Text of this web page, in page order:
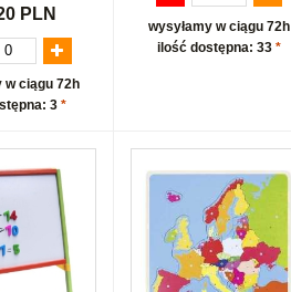
PLN
w ciągu 72h
3 *
wysyłamy w ciągu 72h
ilość dostępna: 33 *